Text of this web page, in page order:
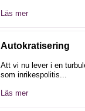
Läs mer
Autokratisering
Att vi nu lever i en
som inrikespolitis...
Läs mer